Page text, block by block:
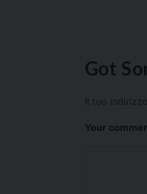
Got
Il tuo
Your